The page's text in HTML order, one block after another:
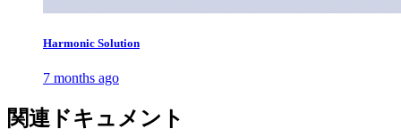
Harmonic Solution
7 months ago
関連ドキュメント